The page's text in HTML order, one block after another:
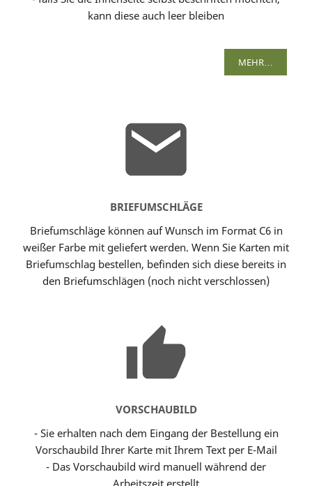
kann diese auch leer bleiben
MEHR…
BRIEFUMSCHLÄGE
Briefumschläge können auf Wunsch im Format C6 in
weißer Farbe mit geliefert werden. Wenn Sie Karten mit
Briefumschlag bestellen, befinden sich diese bereits in
den Briefumschlägen (noch nicht verschlossen)
VORSCHAUBILD
- Sie erhalten nach dem Eingang der Bestellung ein
Vorschaubild Ihrer Karte mit Ihrem Text per E-Mail
- Das Vorschaubild wird manuell während der
Arbeitszeit erstellt